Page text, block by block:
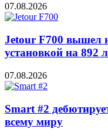
07.08.2026
Jetour F700 вышел
установкой на 892
07.08.2026
Smart #2
всему миру